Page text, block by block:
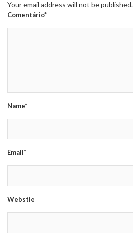
Your email address will not be published.
Comentário*
Name*
Email*
Webstie